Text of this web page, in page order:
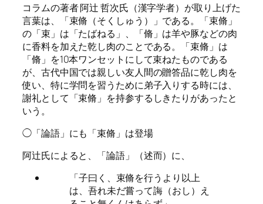
コラムの著者 阿辻 哲次氏（漢字学者）が取り上げた
言葉は、「束脩（そくしゅう）」である。「束脩」
の「束」は「たばねる」、「脩」は羊や豚などの肉
に香料を加えた乾し肉のことである。「束脩」は
「脩」を10本ワンセットにして束ねたものである
が、古代中国では親しい友人間の贈答品に乾し肉を
使い、特に学問を習うために弟子入りする時には、
謝礼として「束脩」を持参するしきたりがあったと
いう。
◯「論語」にも「束脩」は登場
阿辻氏によると、「論語」（述而）に、
「子曰く、束脩を行うより以上
は、吾れ未だ嘗って誨（おし）え